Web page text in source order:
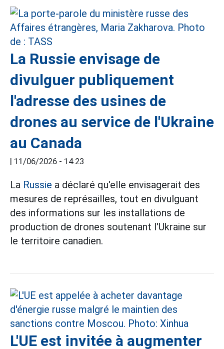
La Russie envisage de
divulguer publiquement
l'adresse des usines de
drones au service de l'Ukraine
au Canada
| 11/06/2026 - 14:23
La Russie a déclaré qu'elle envisagerait des
mesures de représailles, tout en divulguant
des informations sur les installations de
production de drones soutenant l'Ukraine sur
le territoire canadien.
L'UE est invitée à augmenter